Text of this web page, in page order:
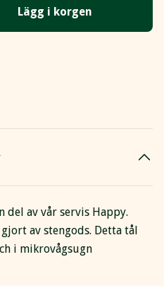
Lägg i korgen
av vår servis Happy.
av stengods. Detta tål
i mikrovågsugn